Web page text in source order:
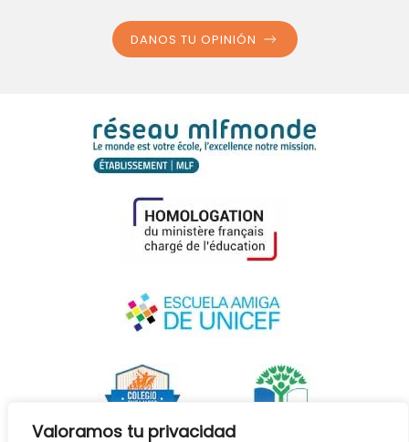
Valoramos tu privacidad
DANOS TU OPINIÓN